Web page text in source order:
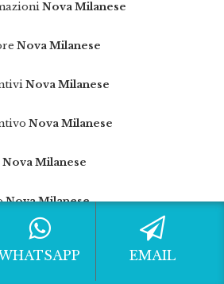
Nova Milanese
Nova Milanese
Nova Milanese
Nova Milanese
Nova Milanese
Nova Milanese
costaNova Milanese
Nova Milanese
EMAIL